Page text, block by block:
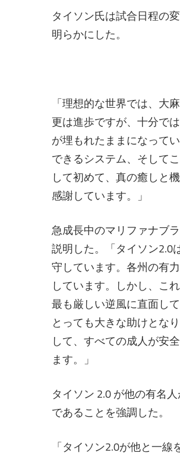
タイソン氏は試合日程の
明らかにした。
「理想的な世界では、大
更は進歩ですが、十分で
が埋もれたままになって
できるシステム、そして
して初めて、真の癒しと
感謝しています。」
急成長中のマリファナブ
説明した。「タイソン2.0
守しています。各州の有
しています。しかし、こ
最も厳しい逆風に直面し
とっても大きな助けとな
して、すべての成人が安
ます。」
タイソン 2.0 が他の有名
であることを強調した。
「タイソン2.0が他と一